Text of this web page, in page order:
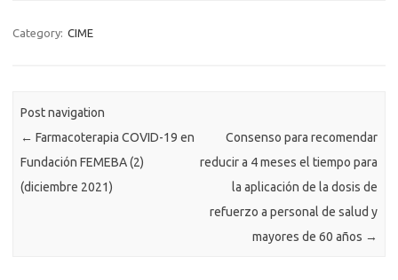
Category: CIME
Post navigation
← Farmacoterapia COVID-19 en
Fundación FEMEBA (2)
(diciembre 2021)
Consenso para recomendar
reducir a 4 meses el tiempo para
la aplicación de la dosis de
refuerzo a personal de salud y
mayores de 60 años →